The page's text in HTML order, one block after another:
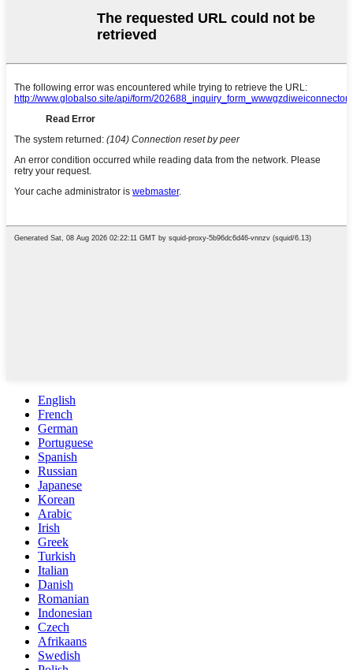
English
French
German
Portuguese
Spanish
Russian
Japanese
Korean
Arabic
Irish
Greek
Turkish
Italian
Danish
Romanian
Indonesian
Czech
Afrikaans
Swedish